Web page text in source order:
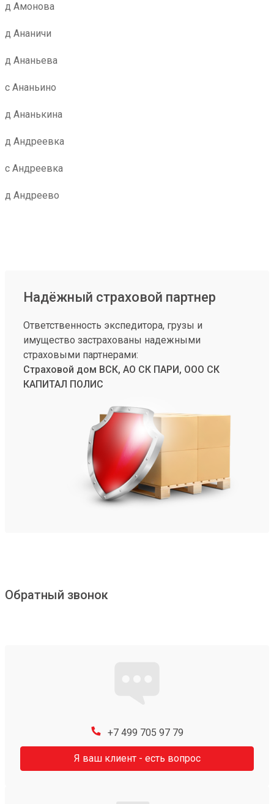
д Амонова
д Ананичи
д Ананьева
с Ананьино
д Ананькина
д Андреевка
с Андреевка
д Андреево
Надёжный страховой партнер
Ответственность экспедитора, грузы и
имущество застрахованы надежными
страховыми партнерами:
Страховой дом ВСК, АО СК ПАРИ, ООО СК
КАПИТАЛ ПОЛИС
Обратный звонок
+7 499 705 97 79
Я ваш клиент - есть вопрос